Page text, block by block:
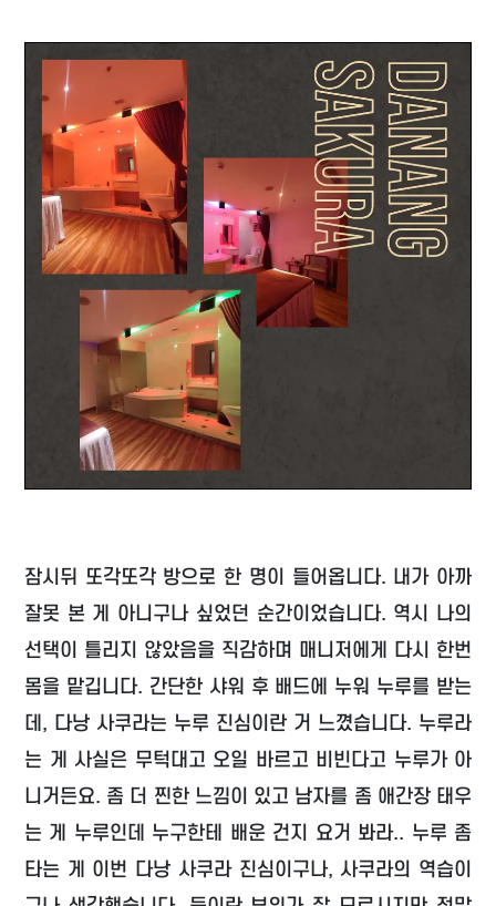
잠시뒤 또각또각 방으로 한 명이 들어옵니다. 내가 아까
잘못 본 게 아니구나 싶었던 순간이었습니다. 역시 나의
선택이 틀리지 않았음을 직감하며 매니저에게 다시 한번
몸을 맡깁니다. 간단한 샤워 후 배드에 누워 누루를 받는
데, 다낭 사쿠라는 누루 진심이란 거 느꼈습니다. 누루라
는 게 사실은 무턱대고 오일 바르고 비빈다고 누루가 아
니거든요. 좀 더 찐한 느낌이 있고 남자를 좀 애간장 태우
는 게 누루인데 누구한테 배운 건지 요거 봐라.. 누루 좀
타는 게 이번 다낭 사쿠라 진심이구나, 사쿠라의 역습이